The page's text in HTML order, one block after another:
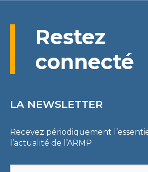
Restez
connecté
LA NEWSLETTER
Recevez périodiquement
l’actualité de l’ARMP